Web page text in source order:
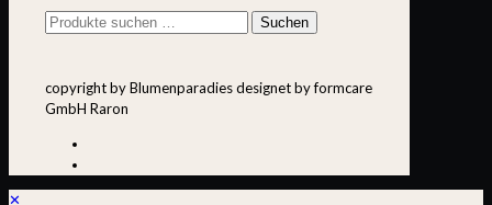
Suchen
Suchen
copyright by Blumenparadies designet by formcare
GmbH Raron
✕